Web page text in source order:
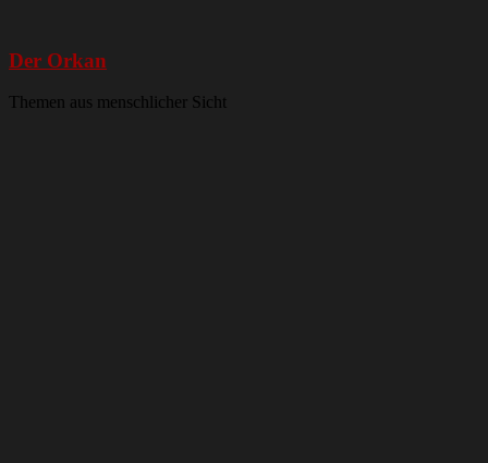
Der Orkan
Themen aus menschlicher Sicht